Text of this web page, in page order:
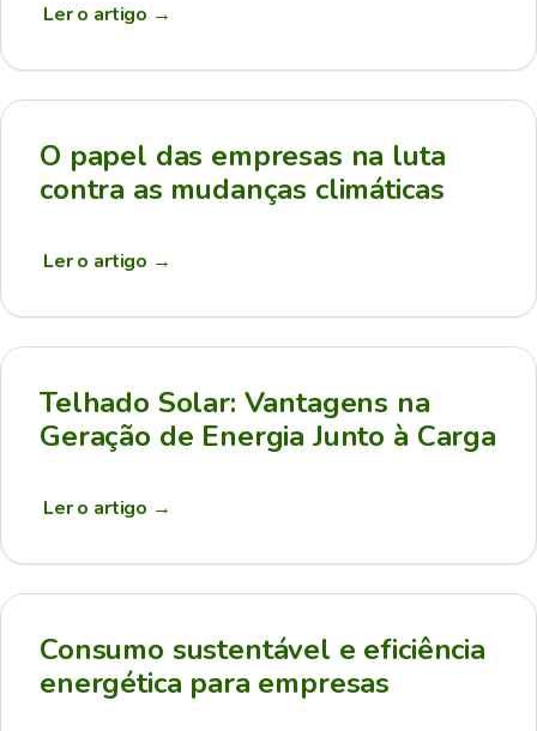
Ler o artigo →
O papel das empresas na luta
contra as mudanças climáticas
Ler o artigo →
Telhado Solar: Vantagens na
Geração de Energia Junto à Carga
Ler o artigo →
Consumo sustentável e eficiência
energética para empresas